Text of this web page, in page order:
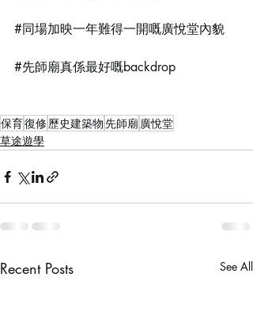
#同場加映一年難得一開嘅廣悅堂內貌
#先師廟真係最好嘅backdrop
保育復修歷史建築物先師廟 廣悅堂
草途遊學
Recent Posts See All